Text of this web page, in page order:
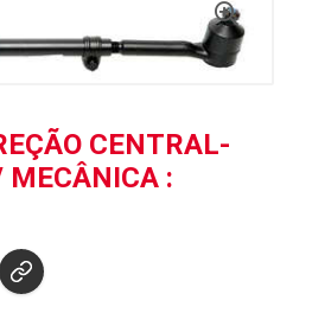
CENTRAL-
MECÂNICA :